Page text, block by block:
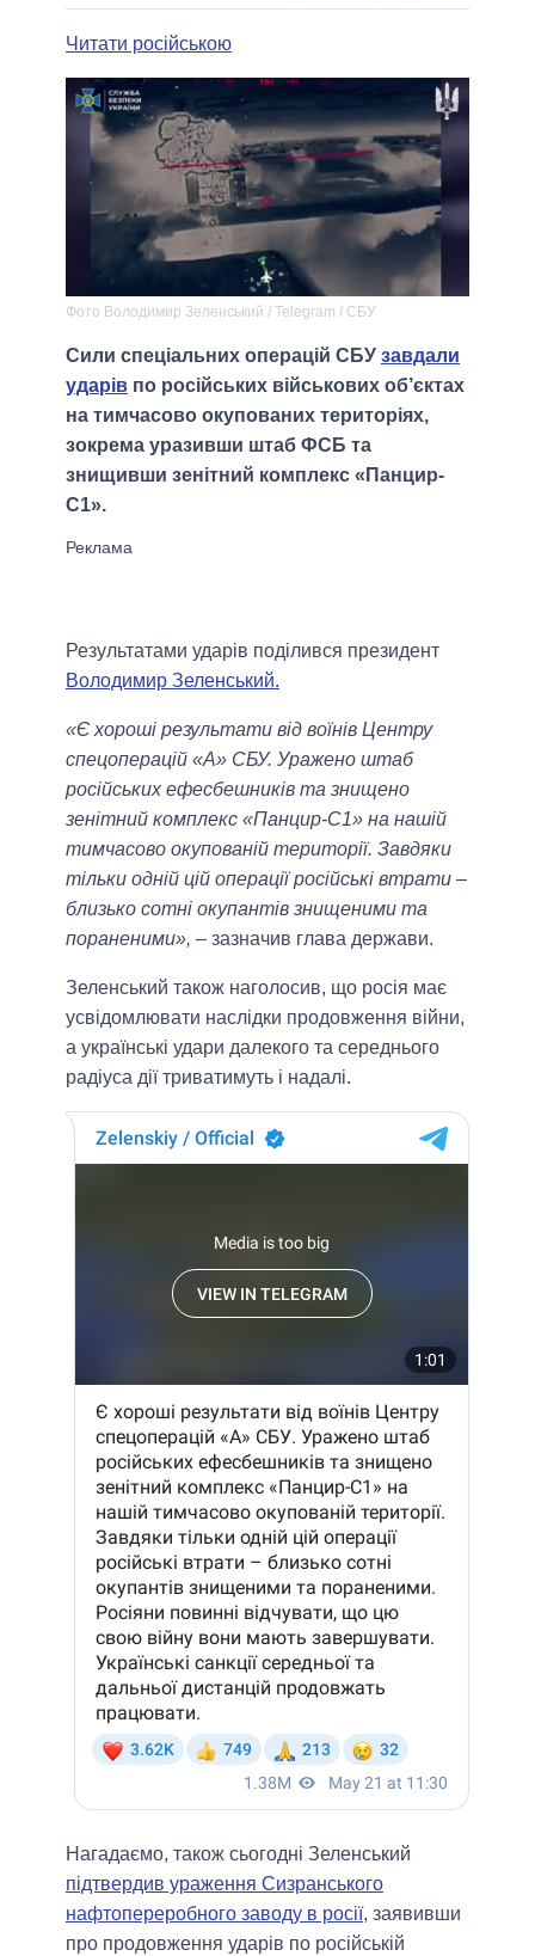
Читати російською
Фото Володимир Зеленський / Telegram / СБУ
Сили спеціальних операцій СБУ завдали
ударів по російських військових об’єктах
на тимчасово окупованих територіях,
зокрема уразивши штаб ФСБ та
знищивши зенітний комплекс «Панцир-
С1».
Результатами ударів поділився президент
Володимир Зеленський.
«Є хороші результати від воїнів Центру
спецоперацій «А» СБУ. Уражено штаб
російських ефесбешників та знищено
зенітний комплекс «Панцир-С1» на нашій
тимчасово окупованій території. Завдяки
тільки одній цій операції російські втрати –
близько сотні окупантів знищеними та
пораненими», – зазначив глава держави.
Зеленський також наголосив, що росія має
усвідомлювати наслідки продовження війни,
а українські удари далекого та середнього
радіуса дії триватимуть і надалі.
Нагадаємо, також сьогодні Зеленський
підтвердив ураження Сизранського
нафтопереробного заводу в росії, заявивши
про продовження ударів по російській